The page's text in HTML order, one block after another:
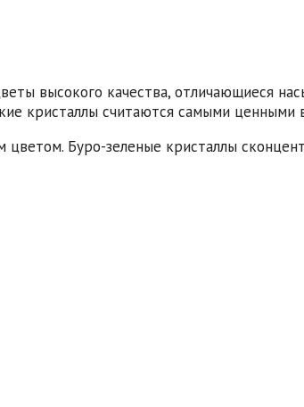
высокого качества, отличающиеся
кристаллы считаются самыми ценными
Буро-зеленые кристаллы